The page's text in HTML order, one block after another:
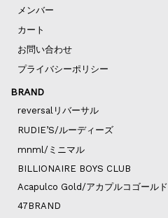
メンバー
カート
お問い合わせ
プライバシーポリシー
BRAND
reversalリバーサル
RUDIE’S/ルーディーズ
mnml/ミニマル
BILLIONAIRE BOYS CLUB
Acapulco Gold/アカプルコゴールド
47BRAND